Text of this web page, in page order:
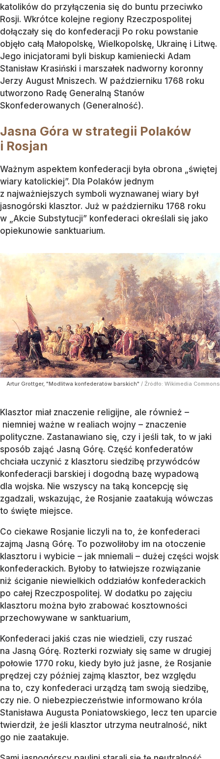
katolików do przyłączenia się do buntu przeciwko
Rosji. Wkrótce kolejne regiony Rzeczpospolitej
dołączały się do konfederacji Po roku powstanie
objęło całą Małopolskę, Wielkopolskę, Ukrainę i Litwę.
Jego inicjatorami byli biskup kamieniecki Adam
Stanisław Krasiński i marszałek nadworny koronny
Jerzy August Mniszech. W październiku 1768 roku
utworzono Radę Generalną Stanów
Skonfederowanych (Generalność).
Jasna Góra w strategii Polaków
i Rosjan
Ważnym aspektem konfederacji była obrona „świętej
wiary katolickiej”. Dla Polaków jednym
z najważniejszych symboli wyznawanej wiary był
jasnogórski klasztor. Już w październiku 1768 roku
w „Akcie Substytucji” konfederaci określali się jako
opiekunowie sanktuarium.
Artur Grottger, "Modlitwa konfederatów barskich" / Źródło: Wikimedia Commons
Klasztor miał znaczenie religijne, ale również –
niemniej ważne w realiach wojny – znaczenie
polityczne. Zastanawiano się, czy i jeśli tak, to w jaki
sposób zająć Jasną Górę. Część konfederatów
chciała uczynić z klasztoru siedzibę przywódców
konfederacji barskiej i dogodną bazę wypadową
dla wojska. Nie wszyscy na taką koncepcję się
zgadzali, wskazując, że Rosjanie zaatakują wówczas
to święte miejsce.
Co ciekawe Rosjanie liczyli na to, że konfederaci
zajmą Jasną Górę. To pozwoliłoby im na otoczenie
klasztoru i wybicie – jak mniemali – dużej części wojsk
konfederackich. Byłoby to łatwiejsze rozwiązanie
niż ściganie niewielkich oddziałów konfederackich
po całej Rzeczpospolitej. W dodatku po zajęciu
klasztoru można było zrabować kosztowności
przechowywane w sanktuarium,
Konfederaci jakiś czas nie wiedzieli, czy ruszać
na Jasną Górę. Rozterki rozwiały się same w drugiej
połowie 1770 roku, kiedy było już jasne, że Rosjanie
prędzej czy później zajmą klasztor, bez względu
na to, czy konfederaci urządzą tam swoją siedzibę,
czy nie. O niebezpieczeństwie informowano króla
Stanisława Augusta Poniatowskiego, lecz ten uparcie
twierdził, że jeśli klasztor utrzyma neutralność, nikt
go nie zaatakuje.